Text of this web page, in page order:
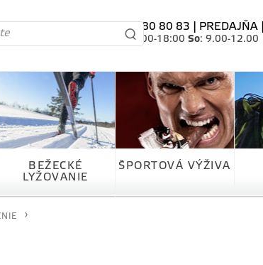
tel. 0905 80 80 83 | PREDAJŇA
: 10.00-18:00 So: 9.00-12.00
BEŽECKÉ
LYŽOVANIE
ŠPORTOVÁ VÝŽIVA